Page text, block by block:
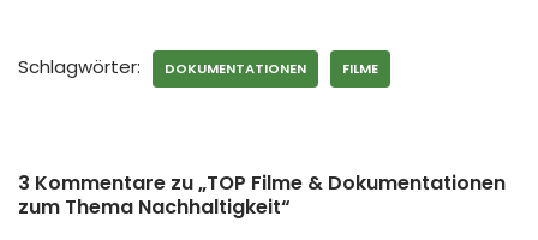
Schlagwörter: DOKUMENTATIONEN FILME
3 Kommentare zu „TOP Filme & Dokumentationen
zum Thema Nachhaltigkeit“